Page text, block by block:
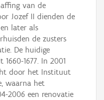
van de
Jozef II dienden de
later als
de zusters
De huidige
1677. In 2001
door het Instituut
waarna het
2006 een renovatie